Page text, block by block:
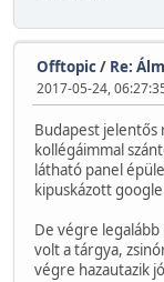
Offtopic/ Re:
2017-05-24,
Budapest
kollégáimmal
látható panel
kipuskázott
De végre
volt a tárgya,
végre hazautazik